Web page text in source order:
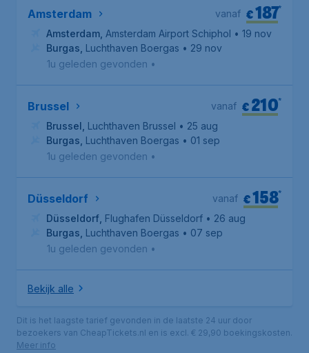
Amsterdam €187*
vanaf
Amsterdam Amsterdam Airport Schiphol • 19 nov
Burgas Luchthaven Boergas • 29 nov
1u geleden gevonden •
Brussel €210*
vanaf
Brussel Luchthaven Brussel • 25 aug
Burgas Luchthaven Boergas • 01 sep
1u geleden gevonden •
Düsseldorf €158*
vanaf
Düsseldorf Flughafen Düsseldorf • 26 aug
Burgas Luchthaven Boergas • 07 sep
1u geleden gevonden •
Bekijk alle
Dit is het laagste tarief gevonden in de laatste 24 uur door
bezoekers van CheapTickets.nl en is excl. € 29,90 boekingskosten.
Meer info